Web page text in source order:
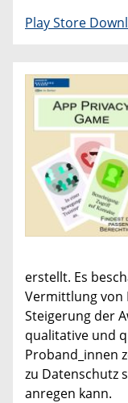
Play Store
erstellt. Es
Vermittlung von
Steigerung der
qualitative und
Proband_innen
zu Datenschutz
anregen kann.